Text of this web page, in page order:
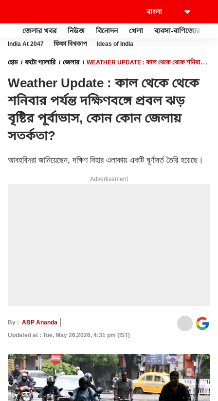
জেলার খবর নিউজ বিনোদন খেলা ব্যবসা-বাণিজ্যের
India At 2047 ফিফা বিশ্বকাপ Ideas of India
হোম ফটো গ্যালারি জেলার
WEATHER UPDATE : কাল থেকে থেকে শনিবার
Weather Update : কাল থেকে থেকে
শনিবার পর্যন্ত দক্ষিণবঙ্গে প্রবল ঝড়
বৃষ্টির পূর্বাভাস, কোন কোন জেলায়
সতর্কতা?
আবহবিদরা জানিয়েছেন, দক্ষিণ বিহার এলাকায় একটি ঘূর্ণাবর্ত তৈরি হয়েছে।
Advertisement
By : ABP Ananda
Updated at : Tue, May 26,2026, 4:31 pm (IST)